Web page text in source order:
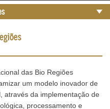
das Bio Regiões
um modelo inovador de
através da implementação de
processamento e